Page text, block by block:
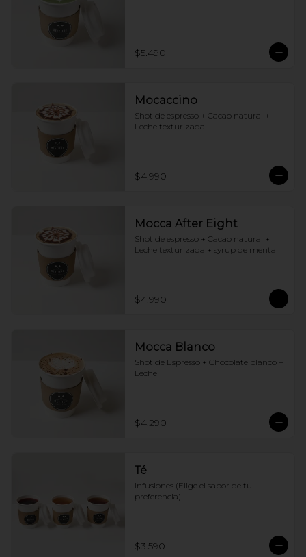
$5.490
Mocaccino
Shot de espresso + Cacao natural +
Leche texturizada
$4.990
Mocca After Eight
Shot de espresso + Cacao natural +
Leche texturizada + syrup de menta
$4.990
Mocca Blanco
Shot de Espresso + Chocolate blanco +
Leche
$4.290
Té
Infusiones (Elige el sabor de tu
preferencia)
$3.590